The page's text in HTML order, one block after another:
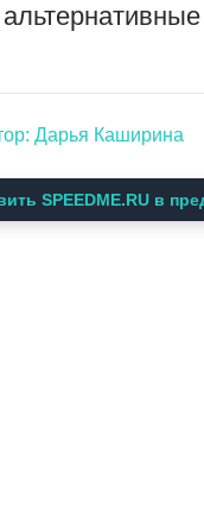
Дарья Каширина
SPEEDME.RU в